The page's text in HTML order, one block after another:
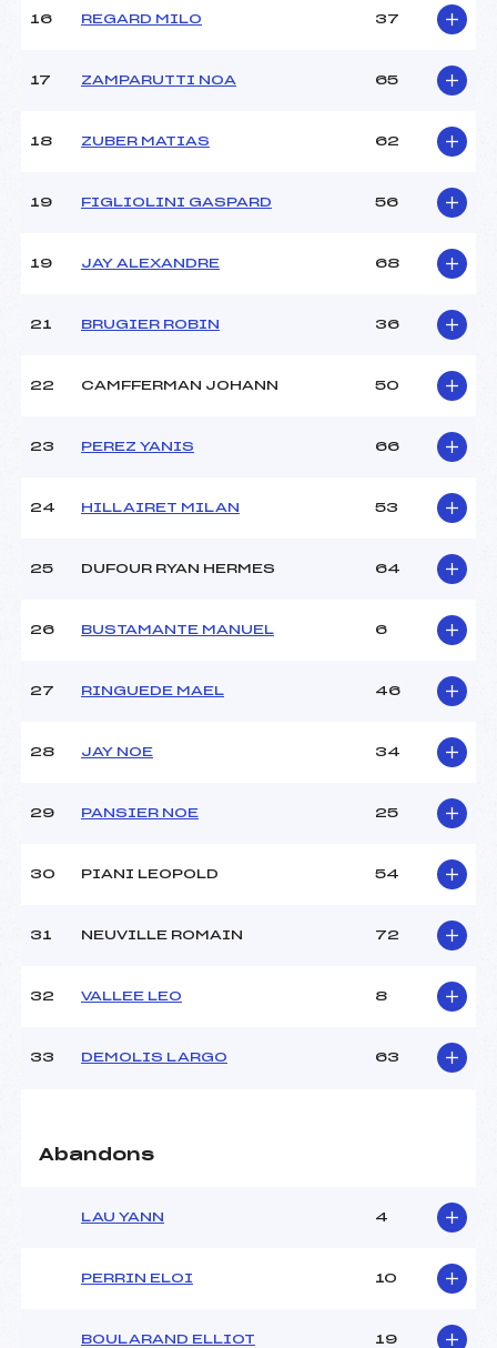
Pénalité appliquée :
141.7200
16 REGARD MILO 37
17 ZAMPARUTTI NOA 65
18 ZUBER MATIAS 62
19 FIGLIOLINI GASPARD 56
19 JAY ALEXANDRE 68
21 BRUGIER ROBIN 36
22 CAMFFERMAN JOHANN 50
23 PEREZ YANIS 66
24 HILLAIRET MILAN 53
25 DUFOUR RYAN HERMES 64
26 BUSTAMANTE MANUEL 6
27 RINGUEDE MAEL 46
28 JAY NOE 34
29 PANSIER NOE 25
30 PIANI LEOPOLD 54
31 NEUVILLE ROMAIN 72
32 VALLEE LEO 8
33 DEMOLIS LARGO 63
Abandons
LAU YANN 4
PERRIN ELOI 10
BOULARAND ELLIOT 19